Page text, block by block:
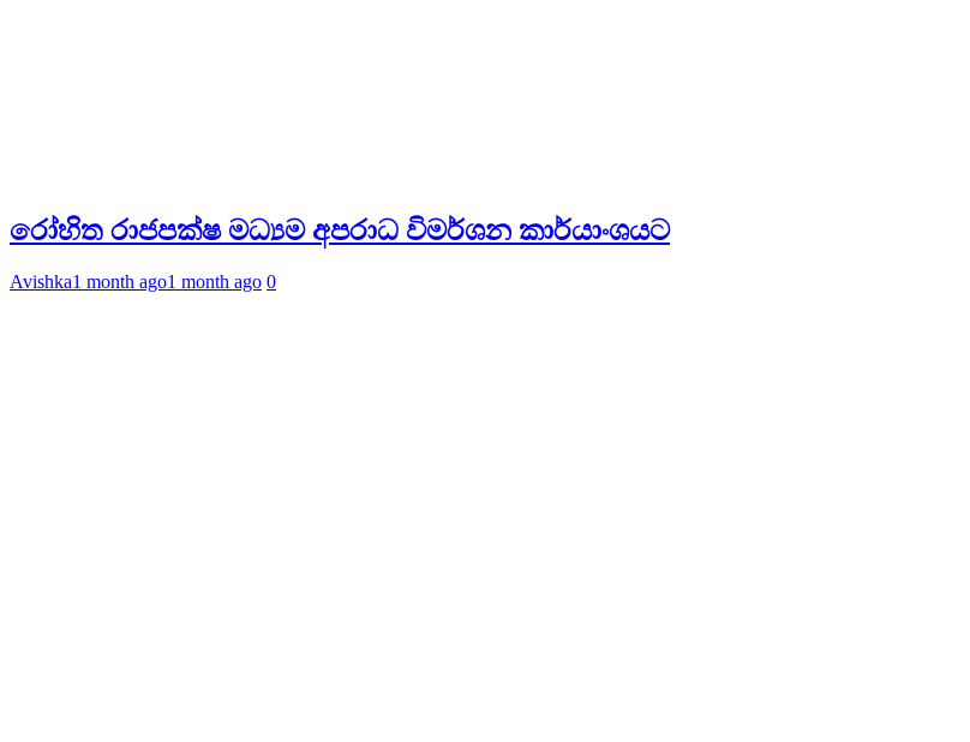
රෝහිත රාජපක්ෂ මධ්‍යම අපරාධ විමර්ශන කාර්යාංශයට
Avishka1 month ago1 month ago 0